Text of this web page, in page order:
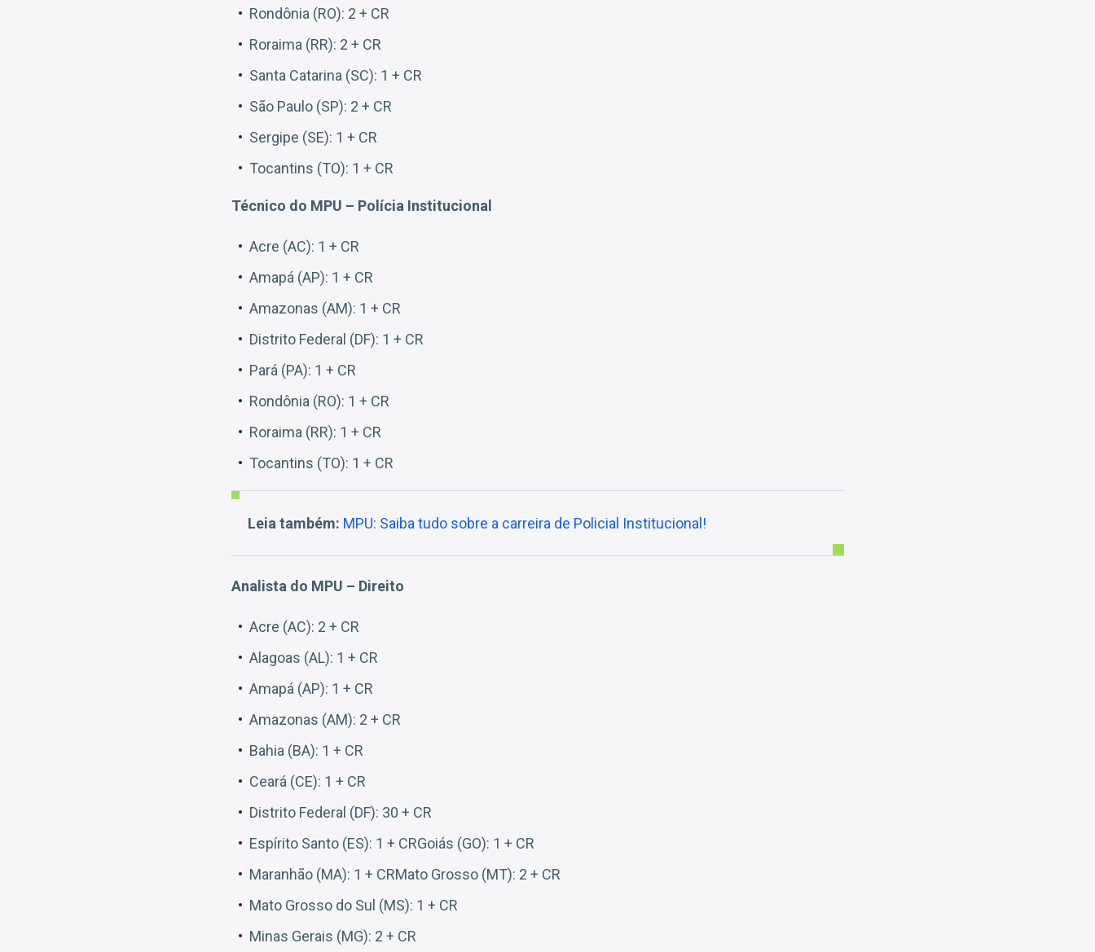
Rondônia (RO): 2 + CR
Roraima (RR): 2 + CR
Santa Catarina (SC): 1 + CR
São Paulo (SP): 2 + CR
Sergipe (SE): 1 + CR
Tocantins (TO): 1 + CR
Técnico do MPU – Polícia Institucional
Acre (AC): 1 + CR
Amapá (AP): 1 + CR
Amazonas (AM): 1 + CR
Distrito Federal (DF): 1 + CR
Pará (PA): 1 + CR
Rondônia (RO): 1 + CR
Roraima (RR): 1 + CR
Tocantins (TO): 1 + CR
Leia também: MPU: Saiba tudo sobre a carreira de Policial Institucional!
Analista do MPU – Direito
Acre (AC): 2 + CR
Alagoas (AL): 1 + CR
Amapá (AP): 1 + CR
Amazonas (AM): 2 + CR
Bahia (BA): 1 + CR
Ceará (CE): 1 + CR
Distrito Federal (DF): 30 + CR
Espírito Santo (ES): 1 + CRGoiás (GO): 1 + CR
Maranhão (MA): 1 + CRMato Grosso (MT): 2 + CR
Mato Grosso do Sul (MS): 1 + CR
Minas Gerais (MG): 2 + CR